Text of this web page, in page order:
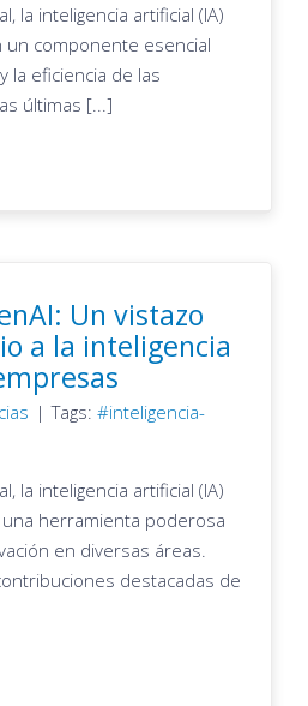
la inteligencia artificial (IA)
componente esencial
la eficiencia de las
últimas [...]
Un vistazo
a la inteligencia
| Tags:
inteligencia-
la inteligencia artificial (IA)
herramienta poderosa
en diversas áreas.
destacadas de